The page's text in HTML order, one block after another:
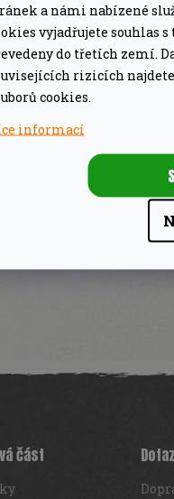
a námi nabízené
vyjadřujete souhlas
do třetích zemí.
rizicích
cookies.
informací
smažené
(česnek, cibule),
guma.
/ 66kcal, tuky
část